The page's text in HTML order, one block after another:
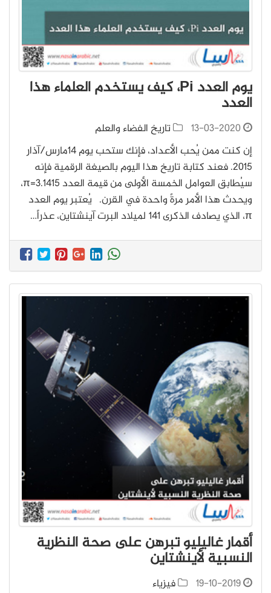
يوم العدد Pi، كيف يستخدم العلماء هذا
العدد
13-03-2020
تاريخ الفضاء والعلم
إن كنت ممن يُحب الأعداد، فإنك ستحب يوم 14مارس/آذار
2015. فعند كتابة تاريخ هذا اليوم بالصيغة الرقمية فإنه
سيُطابق العوامل الخمسة الأولى من قيمة العدد π=3.1415،
ويحدث هذا الأمر مرةً واحدة في القرن. يُعتبر يوم العدد
π، الذي يصادف الذكرى 141 لميلاد البرت آينشتاين، عذراً…
أقمار غاليليو تبرهن على صحة النظرية
النسبية لأينشتاين
19-10-2019
فيزياء